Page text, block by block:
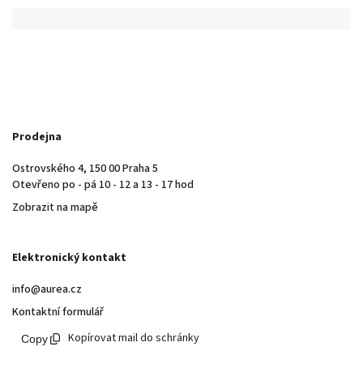
Prodejna
Ostrovského 4, 150 00 Praha 5
Otevřeno po - pá 10 - 12 a 13 - 17 hod
Zobrazit na mapě
Elektronický kontakt
info@aurea.cz
Kontaktní formulář
Kopírovat mail do schránky